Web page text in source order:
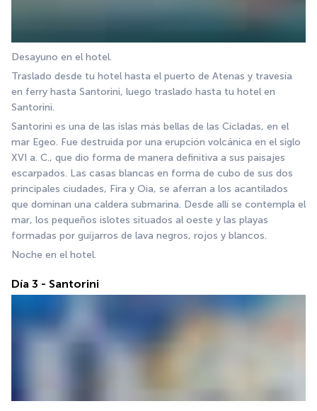
Desayuno en el hotel.
Traslado desde tu hotel hasta el puerto de Atenas y travesía
en ferry hasta Santorini, luego traslado hasta tu hotel en
Santorini.
Santorini es una de las islas más bellas de las Cícladas, en el
mar Egeo. Fue destruida por una erupción volcánica en el siglo
XVI a. C., que dio forma de manera definitiva a sus paisajes
escarpados. Las casas blancas en forma de cubo de sus dos
principales ciudades, Fira y Oia, se aferran a los acantilados
que dominan una caldera submarina. Desde allí se contempla el
mar, los pequeños islotes situados al oeste y las playas
formadas por guijarros de lava negros, rojos y blancos.
Noche en el hotel.
Día 3 - Santorini